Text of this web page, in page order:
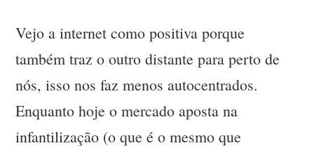
Vejo a internet como positiva porque
também traz o outro distante para perto de
nós, isso nos faz menos autocentrados.
Enquanto hoje o mercado aposta na
infantilização (o que é o mesmo que